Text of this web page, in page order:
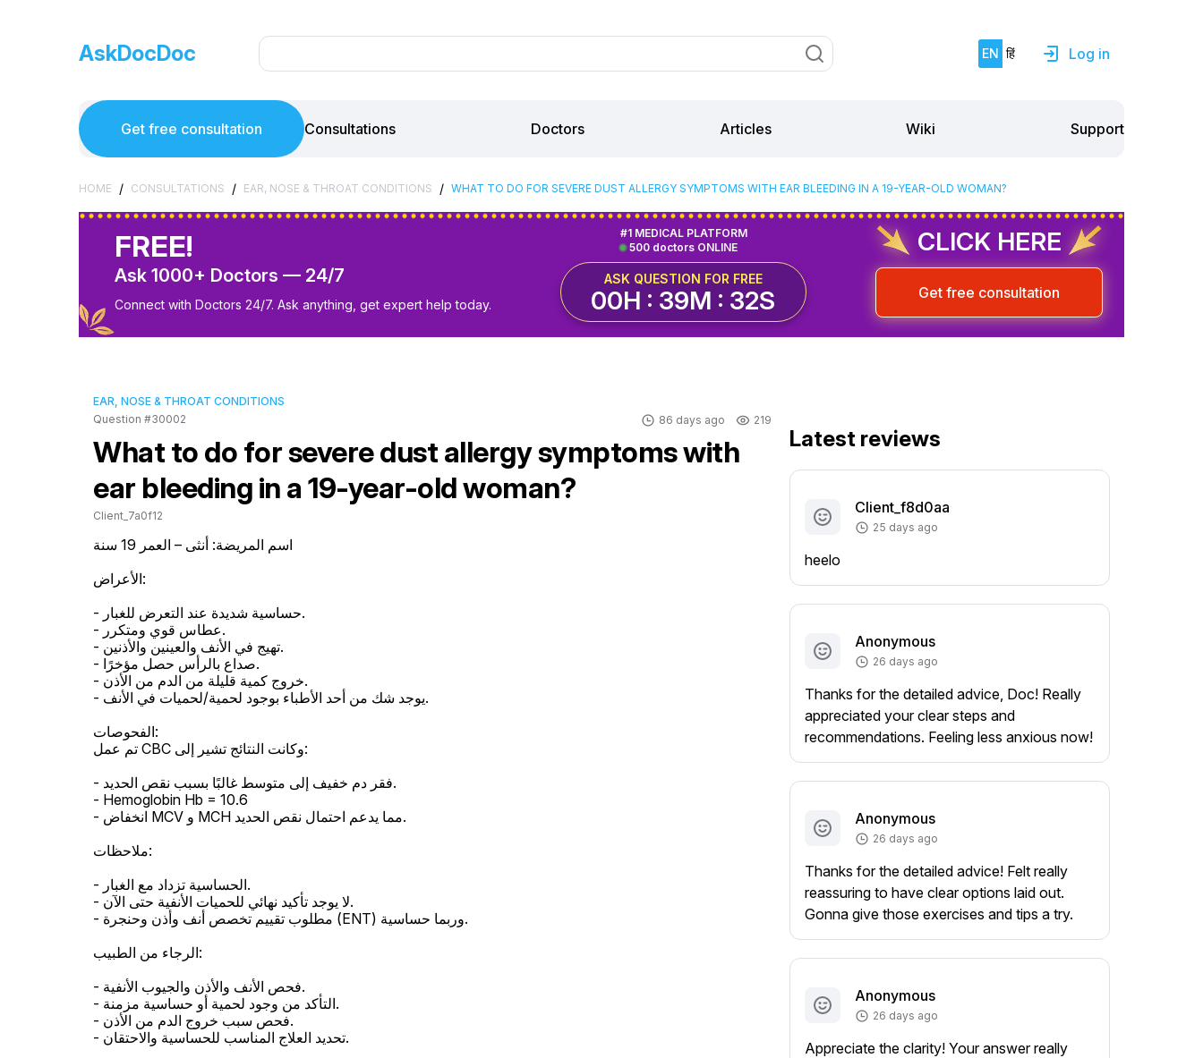
AskDocDoc EN हिं Log in
Get free consultation Consultations Doctors Articles Wiki Support
HOME / CONSULTATIONS / EAR, NOSE & THROAT CONDITIONS / WHAT TO DO FOR SEVERE DUST ALLERGY SYMPTOMS WITH EAR BLEEDING IN A 19-YEAR-OLD WOMAN?
FREE!
Ask 1000+ Doctors — 24/7
Connect with Doctors 24/7. Ask anything, get expert help today.
500 doctors ONLINE
#1 MEDICAL PLATFORM
ASK QUESTION FOR FREE
00H : 39M : 32S
CLICK HERE
Get free consultation
EAR, NOSE & THROAT CONDITIONS
Question #30002
86 days ago 219
What to do for severe dust allergy symptoms with
ear bleeding in a 19-year-old woman?
Client_7a0f12
اسم المريضة: أنثى – العمر 19 سنة
الأعراض:
- حساسية شديدة عند التعرض للغبار.
- عطاس قوي ومتكرر.
- تهيج في الأنف والعينين والأذنين.
- صداع بالرأس حصل مؤخرًا.
- خروج كمية قليلة من الدم من الأذن.
- يوجد شك من أحد الأطباء بوجود لحمية/لحميات في الأنف.
الفحوصات:
تم عمل CBC وكانت النتائج تشير إلى:
- فقر دم خفيف إلى متوسط غالبًا بسبب نقص الحديد.
- Hemoglobin Hb = 10.6
- انخفاض MCV و MCH مما يدعم احتمال نقص الحديد.
ملاحظات:
- الحساسية تزداد مع الغبار.
- لا يوجد تأكيد نهائي للحميات الأنفية حتى الآن.
- مطلوب تقييم تخصص أنف وأذن وحنجرة (ENT) وربما حساسية.
الرجاء من الطبيب:
- فحص الأنف والأذن والجيوب الأنفية.
- التأكد من وجود لحمية أو حساسية مزمنة.
- فحص سبب خروج الدم من الأذن.
- تحديد العلاج المناسب للحساسية والاحتقان.
Latest reviews
Client_f8d0aa
25 days ago
heelo
Anonymous
26 days ago
Thanks for the detailed advice, Doc! Really
appreciated your clear steps and
recommendations. Feeling less anxious now!
Anonymous
26 days ago
Thanks for the detailed advice! Felt really
reassuring to have clear options laid out.
Gonna give those exercises and tips a try.
Anonymous
26 days ago
Appreciate the clarity! Your answer really